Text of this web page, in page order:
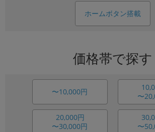
ホームボタン搭載
価格帯で探す
〜10,000円
〜
20,000円
〜30,000円
〜